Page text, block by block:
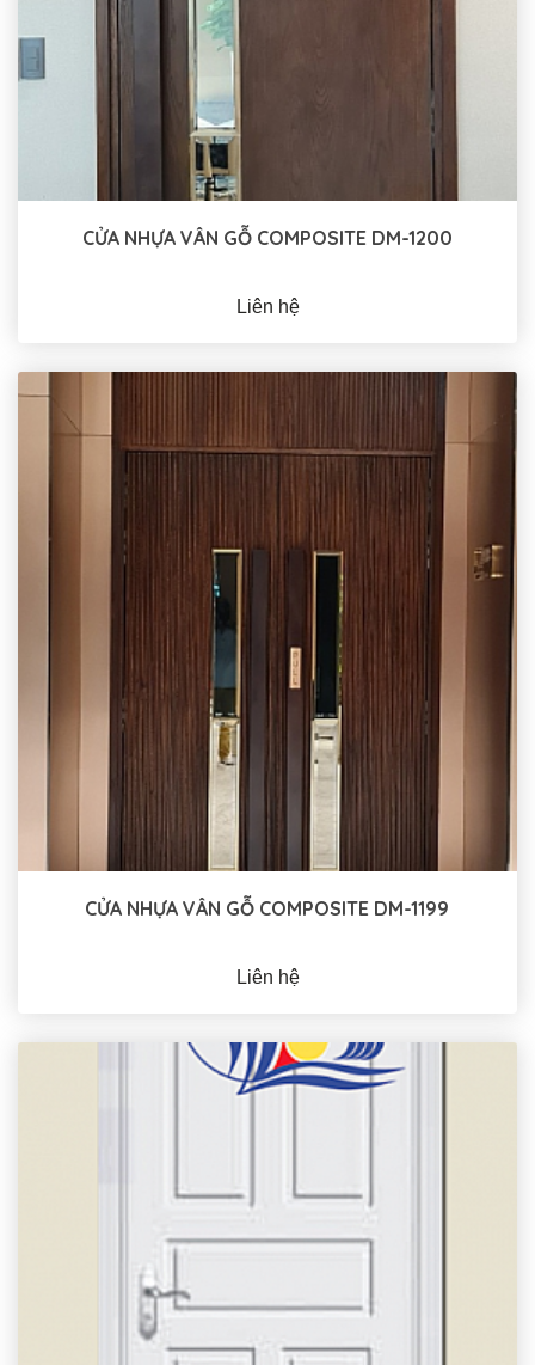
CỬA NHỰA VÂN GỖ COMPOSITE DM-1200
Liên hệ
CỬA NHỰA VÂN GỖ COMPOSITE DM-1199
Liên hệ